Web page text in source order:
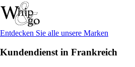
Entdecken Sie alle unsere Marken
Kundendienst in Frankreich